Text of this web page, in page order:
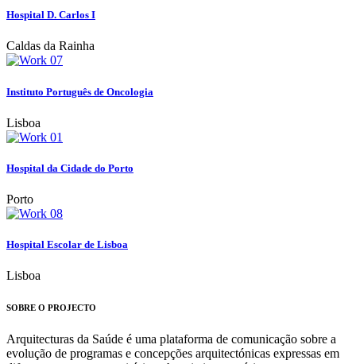
Hospital D. Carlos I
Caldas da Rainha
Instituto Português de Oncologia
Lisboa
Hospital da Cidade do Porto
Porto
Hospital Escolar de Lisboa
Lisboa
SOBRE O PROJECTO
Arquitecturas da Saúde é uma plataforma de comunicação sobre a
evolução de programas e concepções arquitectónicas expressas em